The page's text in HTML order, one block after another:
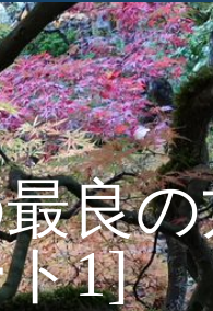
良
1]